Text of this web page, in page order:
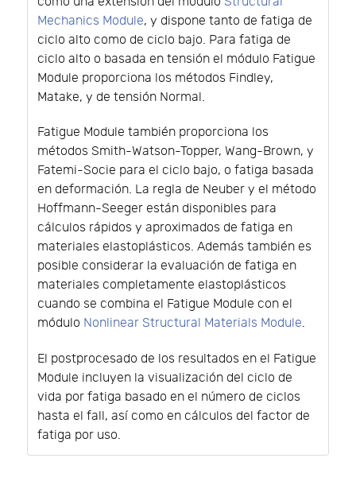
Mechanics Module, y dispone tanto de fatiga de
ciclo alto como de ciclo bajo. Para fatiga de
ciclo alto o basada en tensión el módulo Fatigue
Module proporciona los métodos Findley,
Matake, y de tensión Normal.
Fatigue Module también proporciona los
métodos Smith-Watson-Topper, Wang-Brown, y
Fatemi-Socie para el ciclo bajo, o fatiga basada
en deformación. La regla de Neuber y el método
Hoffmann-Seeger están disponibles para
cálculos rápidos y aproximados de fatiga en
materiales elastoplásticos. Además también es
posible considerar la evaluación de fatiga en
materiales completamente elastoplásticos
cuando se combina el Fatigue Module con el
módulo Nonlinear Structural Materials Module.
El postprocesado de los resultados en el Fatigue
Module incluyen la visualización del ciclo de
vida por fatiga basado en el número de ciclos
hasta el fall, así como en cálculos del factor de
fatiga por uso.